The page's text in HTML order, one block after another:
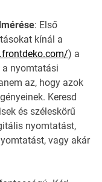
: Első
kínál a
) a
a nyomtatási
az, hogy azok
Keresd
és széleskörű
nyomtatást,
vagy akár